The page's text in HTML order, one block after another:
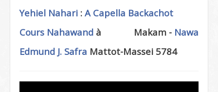
Yehiel Nahari : A Capella Backachot
Cours Nahawand
Makam - Nawa
à
Edmund J. Safra Mattot-Massei 5784